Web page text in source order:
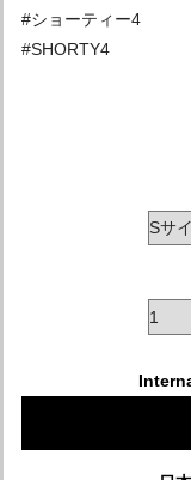
#ショーティー4
#SHORTY4